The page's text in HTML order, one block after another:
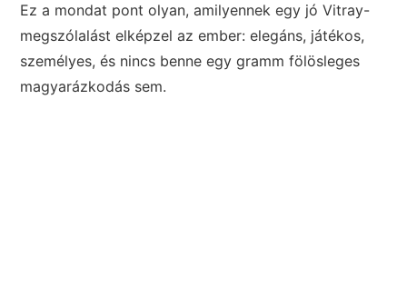
Ez a mondat pont olyan, amilyennek egy jó Vitray-
megszólalást elképzel az ember: elegáns, játékos,
személyes, és nincs benne egy gramm fölösleges
magyarázkodás sem.